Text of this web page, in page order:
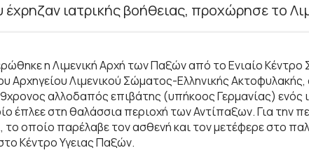
ιατρικής βοήθειας, προχώρησε το
η Λιμενική Αρχή των Παξών από το Ενιαίο Κέντρο
Αρχηγείου Λιμενικού Σώματος-Ελληνικής Ακτοφυλακής,
αλλοδαπός επιβάτης (υπήκοος Γερμανίας) ενός
έπλεε στη θαλάσσια περιοχή των Αντίπαξων. Για την
οποίο παρέλαβε τον ασθενή και τον μετέφερε στο
Κέντρο Υγειας Παξών.